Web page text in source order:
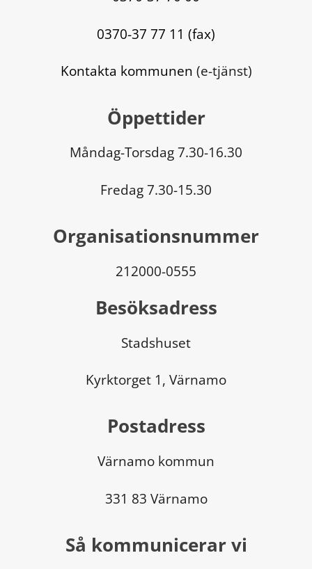
0370-37 77 11 (fax)
Kontakta kommunen (e-tjänst)
Öppettider
Måndag-Torsdag 7.30-16.30
Fredag 7.30-15.30
Organisationsnummer
212000-0555
Besöksadress
Stadshuset
Kyrktorget 1, Värnamo
Postadress
Värnamo kommun
331 83 Värnamo
Så kommunicerar vi